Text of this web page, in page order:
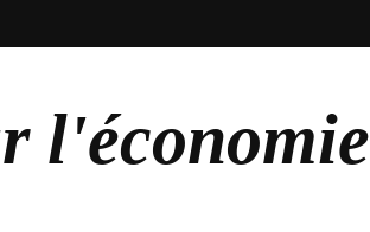
l'économie